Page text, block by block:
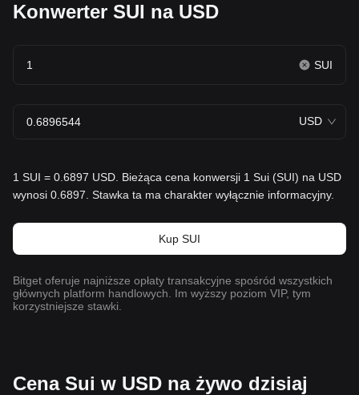
Konwerter SUI na USD
SUI
USD
1 SUI = 0.6897 USD. Bieżąca cena konwersji 1 Sui (SUI) na USD
wynosi 0.6897. Stawka ta ma charakter wyłącznie informacyjny.
Kup SUI
Bitget oferuje najniższe opłaty transakcyjne spośród wszystkich
głównych platform handlowych. Im wyższy poziom VIP, tym
korzystniejsze stawki.
Cena Sui w USD na żywo dzisiaj